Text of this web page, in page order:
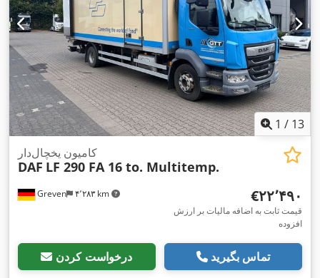
1 / 13
Greven ۴٬۲۸۳ km
کامیون یخچال‌دار
DAF LF 290 FA 16 to. Multitemp.
‎€۲۲٬۴۹۰
قیمت ثابت به اضافه مالیات بر ارزش
افزوده
درخواست کردن تماس بگیرید